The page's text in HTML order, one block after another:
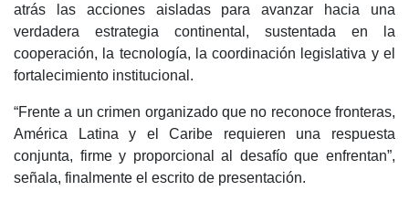
atrás las acciones aisladas para avanzar hacia una
verdadera estrategia continental, sustentada en la
cooperación, la tecnología, la coordinación legislativa y el
fortalecimiento institucional.
“Frente a un crimen organizado que no reconoce fronteras,
América Latina y el Caribe requieren una respuesta
conjunta, firme y proporcional al desafío que enfrentan”,
señala, finalmente el escrito de presentación.